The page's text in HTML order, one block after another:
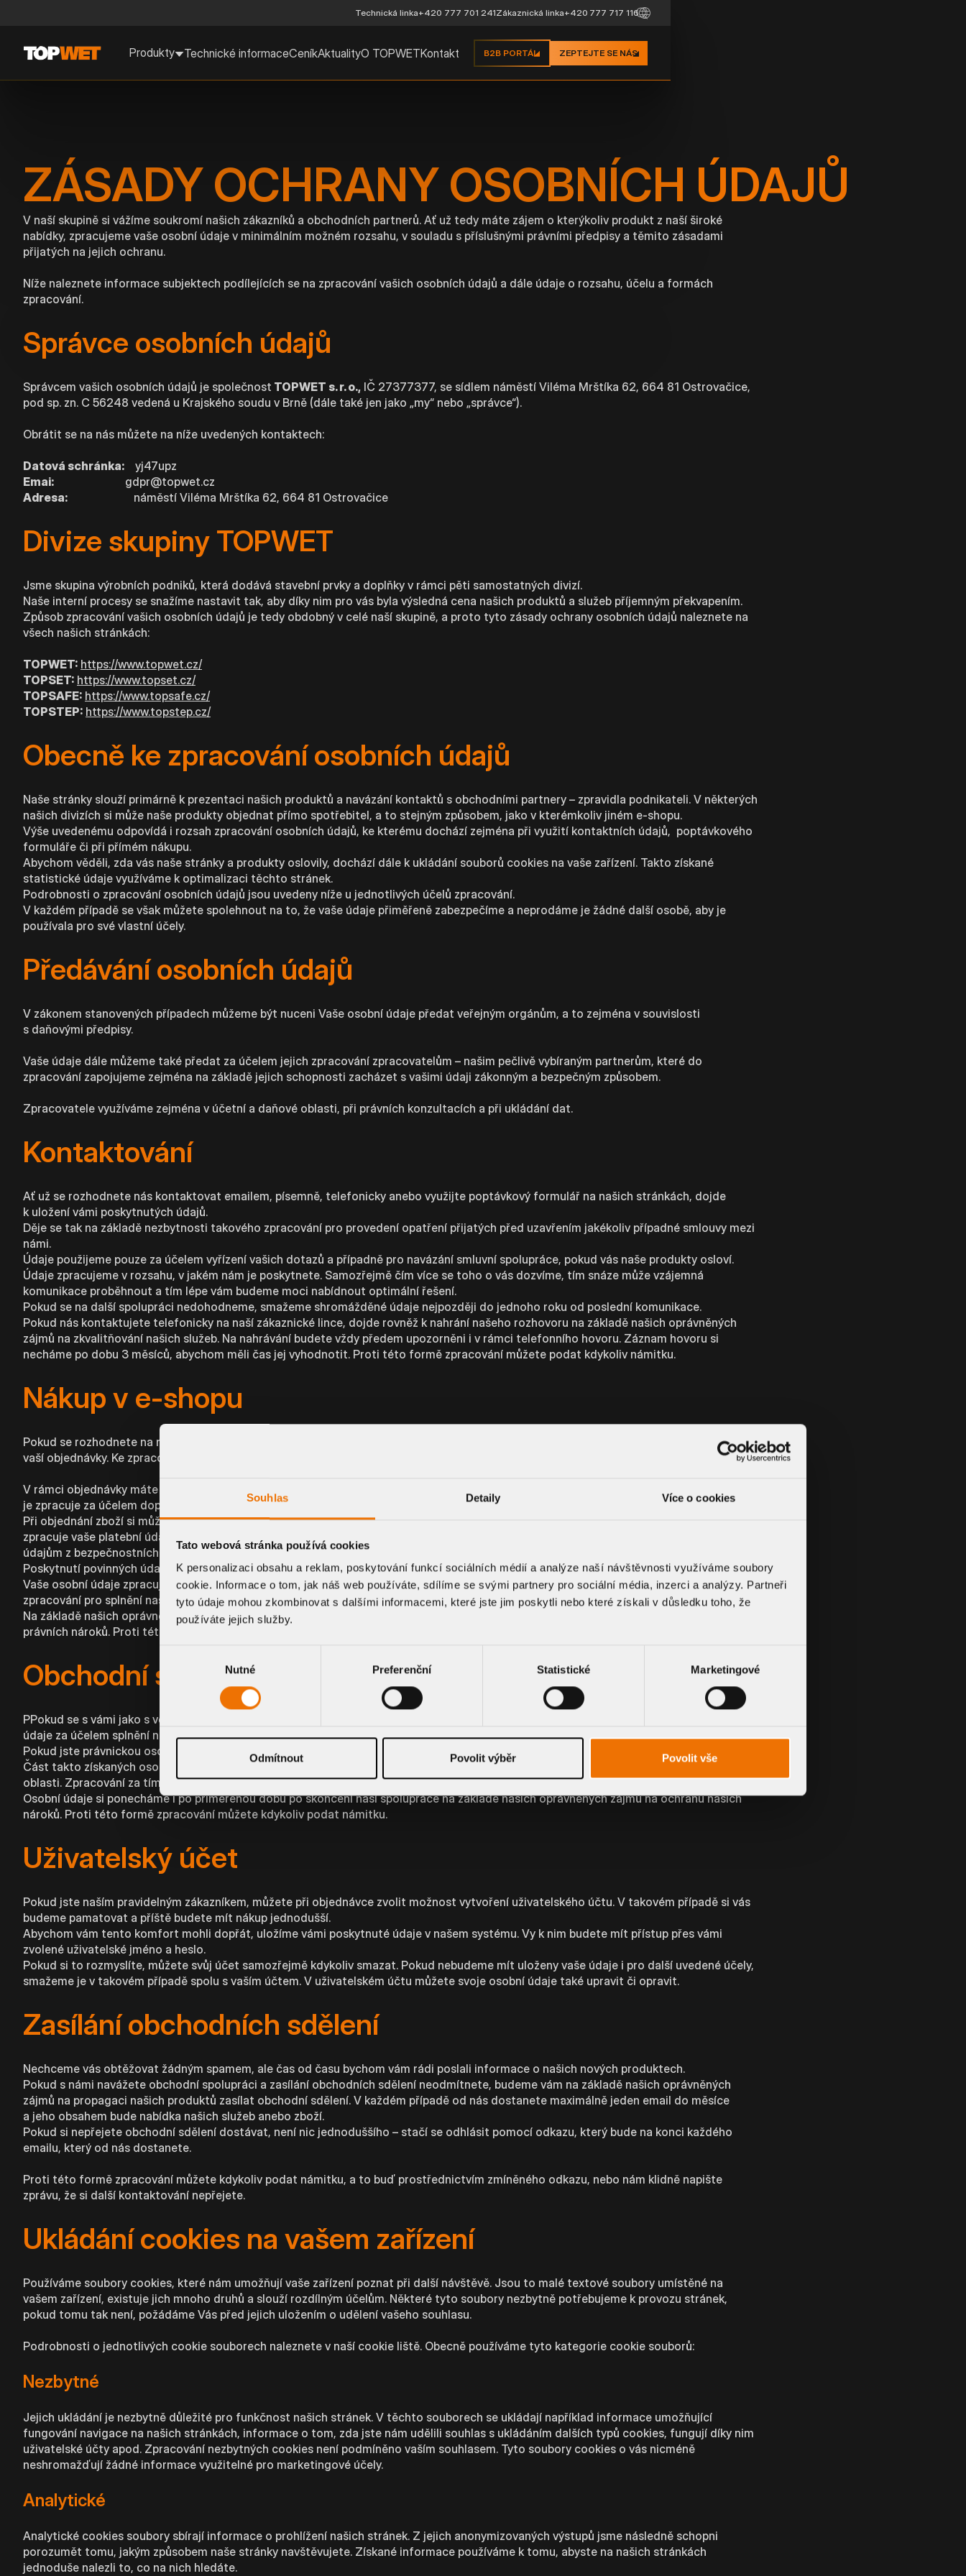
Souhlas Detaily Více o cookies
Tato webová stránka používá cookies
K personalizaci obsahu a reklam, poskytování funkcí sociálních médií a analýze naší návštěvnosti využíváme soubory
cookie. Informace o tom, jak náš web používáte, sdílíme se svými partnery pro sociální média, inzerci a analýzy. Partneři
tyto údaje mohou zkombinovat s dalšími informacemi, které jste jim poskytli nebo které získali v důsledku toho, že
používáte jejich služby.
souhlasu
Nutné Preferenční Statistické Marketingové
Odmítnout Povolit výběr Povolit vše
Technická linka+420 777 701 241Zákaznická linka+420 777 717 116
Produkty Technické informaceCeníkAktualityO TOPWETKontakt B2B PORTÁL ZEPTEJTE SE NÁS
ZÁSADY OCHRANY OSOBNÍCH ÚDAJŮ
V naší skupině si vážíme soukromí našich zákazníků a obchodních partnerů. Ať už tedy máte zájem o kterýkoliv produkt z naší široké
nabídky, zpracujeme vaše osobní údaje v minimálním možném rozsahu, v souladu s příslušnými právními předpisy a těmito zásadami
přijatých na jejich ochranu.
Níže naleznete informace subjektech podílejících se na zpracování vašich osobních údajů a dále údaje o rozsahu, účelu a formách
zpracování.
Správce osobních údajů
Správcem vašich osobních údajů je společnost TOPWET s. r. o., IČ 27377377, se sídlem náměstí Viléma Mrštíka 62, 664 81 Ostrovačice,
pod sp. zn. C 56248 vedená u Krajského soudu v Brně (dále také jen jako „my“ nebo „správce“).
Obrátit se na nás můžete na níže uvedených kontaktech:
Datová schránka: yj47upz
Emai: gdpr@topwet.cz
Adresa: náměstí Viléma Mrštíka 62, 664 81 Ostrovačice
Divize skupiny TOPWET
Jsme skupina výrobních podniků, která dodává stavební prvky a doplňky v rámci pěti samostatných divizí.
Naše interní procesy se snažíme nastavit tak, aby díky nim pro vás byla výsledná cena našich produktů a služeb příjemným překvapením.
Způsob zpracování vašich osobních údajů je tedy obdobný v celé naší skupině, a proto tyto zásady ochrany osobních údajů naleznete na
všech našich stránkách:
TOPWET: https://www.topwet.cz/
TOPSET: https://www.topset.cz/
TOPSAFE: https://www.topsafe.cz/
TOPSTEP: https://www.topstep.cz/
Obecně ke zpracování osobních údajů
Naše stránky slouží primárně k prezentaci našich produktů a navázání kontaktů s obchodními partnery – zpravidla podnikateli. V některých
našich divizích si může naše produkty objednat přímo spotřebitel, a to stejným způsobem, jako v kterémkoliv jiném e-shopu.
Výše uvedenému odpovídá i rozsah zpracování osobních údajů, ke kterému dochází zejména při využití kontaktních údajů, poptávkového
formuláře či při přímém nákupu.
Abychom věděli, zda vás naše stránky a produkty oslovily, dochází dále k ukládání souborů cookies na vaše zařízení. Takto získané
statistické údaje využíváme k optimalizaci těchto stránek.
Podrobnosti o zpracování osobních údajů jsou uvedeny níže u jednotlivých účelů zpracování.
V každém případě se však můžete spolehnout na to, že vaše údaje přiměřeně zabezpečíme a neprodáme je žádné další osobě, aby je
používala pro své vlastní účely.
Předávání osobních údajů
V zákonem stanovených případech můžeme být nuceni Vaše osobní údaje předat veřejným orgánům, a to zejména v souvislosti
s daňovými předpisy.
Vaše údaje dále můžeme také předat za účelem jejich zpracování zpracovatelům – našim pečlivě vybíraným partnerům, které do
zpracování zapojujeme zejména na základě jejich schopnosti zacházet s vašimi údaji zákonným a bezpečným způsobem.
Zpracovatele využíváme zejména v účetní a daňové oblasti, při právních konzultacích a při ukládání dat.
Kontaktování
Ať už se rozhodnete nás kontaktovat emailem, písemně, telefonicky anebo využijte poptávkový formulář na našich stránkách, dojde
k uložení vámi poskytnutých údajů.
Děje se tak na základě nezbytnosti takového zpracování pro provedení opatření přijatých před uzavřením jakékoliv případné smlouvy mezi
námi.
Údaje použijeme pouze za účelem vyřízení vašich dotazů a případně pro navázání smluvní spolupráce, pokud vás naše produkty osloví.
Údaje zpracujeme v rozsahu, v jakém nám je poskytnete. Samozřejmě čím více se toho o vás dozvíme, tím snáze může vzájemná
komunikace proběhnout a tím lépe vám budeme moci nabídnout optimální řešení.
Pokud se na další spolupráci nedohodneme, smažeme shromážděné údaje nejpozději do jednoho roku od poslední komunikace.
Pokud nás kontaktujete telefonicky na naší zákaznické lince, dojde rovněž k nahrání našeho rozhovoru na základě našich oprávněných
zájmů na zkvalitňování našich služeb. Na nahrávání budete vždy předem upozorněni i v rámci telefonního hovoru. Záznam hovoru si
necháme po dobu 3 měsíců, abychom měli čas jej vyhodnotit. Proti této formě zpracování můžete podat kdykoliv námitku.
Nákup v e-shopu
Pokud se rozhodnete na našich stránkách nakoupit naše produkty, bude nezbytné zpracovat vámi poskytnuté údaje za účelem realizace
vaší objednávky. Ke zpracování tedy dojde, neboť je to nezbytné pro splnění našich smluvních povinností.
V rámci objednávky máte možnost zvolit způsob dopravy. Pokud nevyberete osobní odběr, předáme vaše údaje vybranému dopravci, který
je zpracuje za účelem dopravy zboží na vámi uvedenou adresu.
Při objednání zboží si můžete dále zvolit některý ze způsobů úhrady. Pokud nebudete platit na dobírku či hotově při osobním odběru,
zpracuje vaše platební údaje poskytovatel platební brány či jiného způsobu online úhrady. My s v takovém případě k vašim platebním
údajům z bezpečnostních důvodů vůbec nedostaneme.
Poskytnutí povinných údajů v rámci objednávky je naším smluvním požadavkem – bez jejich vyplnění není možné objednávku dokončit.
Vaše osobní údaje zpracujeme dále v našem účetnictví, a to po dobu vyplývající z platných právních předpisů. Důvodem je nezbytnost
zpracování pro splnění našich zákonných povinností.
Na základě našich oprávněných zájmů si osobní údaje si ponecháme ještě po dobu běhu promlčecí doby, a to za účelem ochrany našich
právních nároků. Proti této formě zpracování můžete kdykoliv podat námitku.
Obchodní spolupráce
PPokud se s vámi jako s velkoodběratelem dohodneme na jakékoliv formě obchodní spolupráce, zpracujeme vámi poskytnuté osobní
údaje za účelem splnění našich smluvních povinností. Zpracování osobních údajů je nezbytnou podmínkou naší spolupráce.
Pokud jste právnickou osobou, zpracujeme za tímto účelem osobní údaje vašich zaměstnanců či členů statutárních orgánů.
Část takto získaných osobních údajů zpracujeme také za účelem splnění našich zákonných povinností, a to zejména v účetní a daňové
oblasti. Zpracování za tímto účelem bude prováděno po dobu vyplývajících z právních předpisů.
Osobní údaje si ponecháme i po přiměřenou dobu po skončení naší spolupráce na základě našich oprávněných zájmů na ochranu našich
nároků. Proti této formě zpracování můžete kdykoliv podat námitku.
Uživatelský účet
Pokud jste naším pravidelným zákazníkem, můžete při objednávce zvolit možnost vytvoření uživatelského účtu. V takovém případě si vás
budeme pamatovat a příště budete mít nákup jednodušší.
Abychom vám tento komfort mohli dopřát, uložíme vámi poskytnuté údaje v našem systému. Vy k nim budete mít přístup přes vámi
zvolené uživatelské jméno a heslo.
Pokud si to rozmyslíte, můžete svůj účet samozřejmě kdykoliv smazat. Pokud nebudeme mít uloženy vaše údaje i pro další uvedené účely,
smažeme je v takovém případě spolu s vaším účtem. V uživatelském účtu můžete svoje osobní údaje také upravit či opravit.
Zasílání obchodních sdělení
Nechceme vás obtěžovat žádným spamem, ale čas od času bychom vám rádi poslali informace o našich nových produktech.
Pokud s námi navážete obchodní spolupráci a zasílání obchodních sdělení neodmítnete, budeme vám na základě našich oprávněných
zájmů na propagaci našich produktů zasílat obchodní sdělení. V každém případě od nás dostanete maximálně jeden email do měsíce
a jeho obsahem bude nabídka našich služeb anebo zboží.
Pokud si nepřejete obchodní sdělení dostávat, není nic jednoduššího – stačí se odhlásit pomocí odkazu, který bude na konci každého
emailu, který od nás dostanete.
Proti této formě zpracování můžete kdykoliv podat námitku, a to buď prostřednictvím zmíněného odkazu, nebo nám klidně napište
zprávu, že si další kontaktování nepřejete.
Ukládání cookies na vašem zařízení
Používáme soubory cookies, které nám umožňují vaše zařízení poznat při další návštěvě. Jsou to malé textové soubory umístěné na
vašem zařízení, existuje jich mnoho druhů a slouží rozdílným účelům. Některé tyto soubory nezbytně potřebujeme k provozu stránek,
pokud tomu tak není, požádáme Vás před jejich uložením o udělení vašeho souhlasu.
Podrobnosti o jednotlivých cookie souborech naleznete v naší cookie liště. Obecně používáme tyto kategorie cookie souborů:
Nezbytné
Jejich ukládání je nezbytně důležité pro funkčnost našich stránek. V těchto souborech se ukládají například informace umožňující
fungování navigace na našich stránkách, informace o tom, zda jste nám udělili souhlas s ukládáním dalších typů cookies, fungují díky nim
uživatelské účty apod. Zpracování nezbytných cookies není podmíněno vaším souhlasem. Tyto soubory cookies o vás nicméně
neshromažďují žádné informace využitelné pro marketingové účely.
Analytické
Analytické cookies soubory sbírají informace o prohlížení našich stránek. Z jejich anonymizovaných výstupů jsme následně schopni
porozumět tomu, jakým způsobem naše stránky navštěvujete. Získané informace používáme k tomu, abyste na našich stránkách
jednoduše nalezli to, co na nich hledáte.